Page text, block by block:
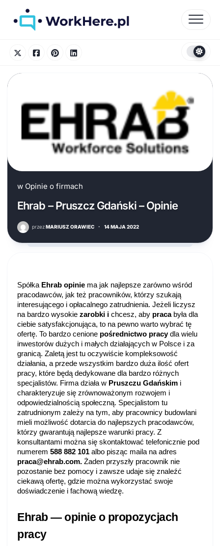
content
w Opinie o firmach
Ehrab – Pruszcz Gdański – Opinie
przezMARIUSZ ORAWIEC · 14 MAJA 2022
Spółka Ehrab opinie ma jak najlepsze zarówno wśród
pracodawców, jak też pracowników, którzy szukają
interesującego i opłacalnego zatrudnienia. Jeżeli liczysz
na bardzo wysokie zarobki i chcesz, aby praca była dla
ciebie satysfakcjonująca, to na pewno warto wybrać tę
ofertę. To bardzo cenione pośrednictwo pracy dla wielu
inwestorów dużych i małych działających w Polsce i za
granicą. Zaletą jest tu oczywiście kompleksowość
działania, a przede wszystkim bardzo duża ilość ofert
pracy, które będą dedykowane dla bardzo różnych
specjalistów. Firma działa w Pruszczu Gdańskim i
charakteryzuje się zrównoważonym rozwojem i
odpowiedzialnością społeczną. Specjalistom tu
zatrudnionym zależy na tym, aby pracownicy budowlani
mieli możliwość dotarcia do najlepszych pracodawców,
którzy gwarantują najlepsze warunki pracy. Z
konsultantami można się skontaktować telefonicznie pod
numerem 588 882 101
praca@ehrab.com. Żaden przyszły pracownik nie
pozostanie bez pomocy i zawsze udaje się znaleźć
ciekawą ofertę, gdzie można wykorzystać swoje
doświadczenie i fachową wiedzę.
Ehrab — opinie o propozycjach
pracy